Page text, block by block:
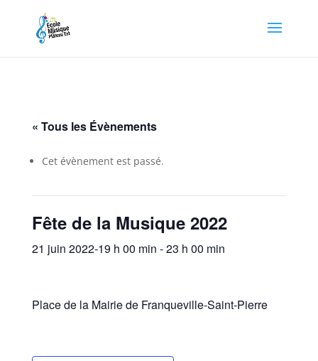
« Tous les Évènements
Cet évènement est passé.
Fête de la Musique 2022
21 juin 2022-19 h 00 min -23 h 00 min
Place de la Mairie de Franqueville-Saint-Pierre